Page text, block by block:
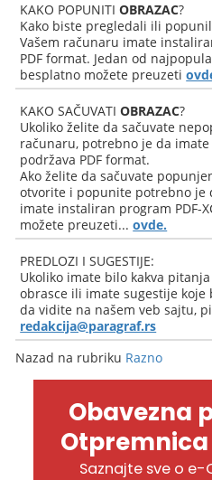
KAKO POPUNITIOBRAZAC?
Kako biste pregledali ili
Vašem računaru imate
PDF format. Jedan od
besplatno možete preuzeti
KAKO SAČUVATIOBRAZAC?
Ukoliko želite da sačuvate
računaru, potrebno je da
podržava PDF format.
Ako želite da sačuvate
otvorite i popunite potrebno je
imate instaliran program PDF-
možete preuzeti...ovde.
PREDLOZI I SUGESTIJE:
Ukoliko imate bilo kakva
obrasce ili imate sugestije
da vidite na našem veb sajtu,
redakcija@paragraf.rs
Nazad na rubriku Razno
Obavezna
Otpremnica
Saznajte sve o